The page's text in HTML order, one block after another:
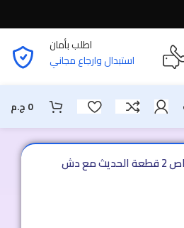
اطلب بأمان
استبدال وارجاع مجاني
0 ج.م
عرض طقم موكيت فائق الامتصاص 2 قطعة الحديث مع دش